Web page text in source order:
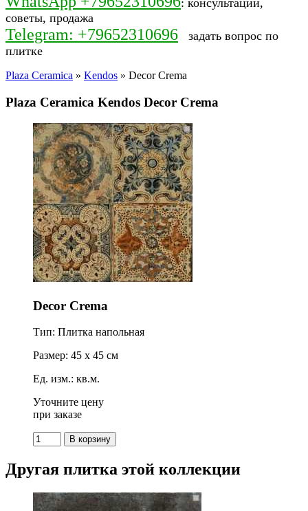
: консультации,
советы, продажа
Telegram: +79652310696
задать вопрос по
плитке
Plaza Ceramica » Kendos » Decor Crema
Plaza Ceramica Kendos Decor Crema
Decor Crema
Тип: Плитка напольная
Размер: 45 x 45 см
Ед. изм.: кв.м.
Уточните цену
при заказе
Другая плитка этой коллекции